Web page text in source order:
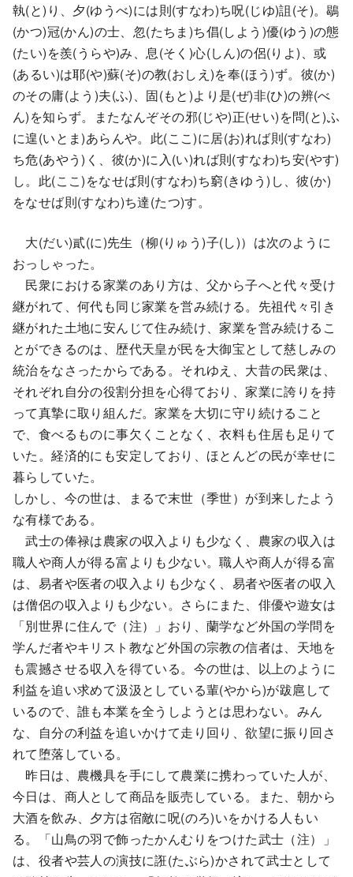
執(と)り、夕(ゆうべ)には則(すなわ)ち呪(じゆ)詛(そ)。鶡
(かつ)冠(かん)の士、忽(たちま)ち倡(しよう)優(ゆう)の態
(たい)を羨(うらや)み、息(そく)心(しん)の侶(りよ)、或
(あるい)は耶(や)蘇(そ)の教(おしえ)を奉(ほう)ず。彼(か)
のその庸(よう)夫(ふ)、固(もと)より是(ぜ)非(ひ)の辨(べ
ん)を知らず。またなんぞその邪(じや)正(せい)を問(と)ふ
に遑(いとま)あらんや。此(ここ)に居(お)れば則(すなわ)
ち危(あやう)く、彼(か)に入(い)れば則(すなわ)ち安(やす)
し。此(ここ)をなせば則(すなわ)ち窮(きゆう)し、彼(か)
をなせば則(すなわ)ち達(たつ)す。
大(だい)貳(に)先生（柳(りゅう)子(し)）は次のように
おっしゃった。
民衆における家業のあり方は、父から子へと代々受け
継がれて、何代も同じ家業を営み続ける。先祖代々引き
継がれた土地に安んじて住み続け、家業を営み続けるこ
とができるのは、歴代天皇が民を大御宝として慈しみの
統治をなさったからである。それゆえ、大昔の民衆は、
それぞれ自分の役割分担を心得ており、家業に誇りを持
って真摯に取り組んだ。家業を大切に守り続けること
で、食べるものに事欠くことなく、衣料も住居も足りて
いた。経済的にも安定しており、ほとんどの民が幸せに
暮らしていた。
しかし、今の世は、まるで末世（季世）が到来したよう
な有様である。
武士の俸禄は農家の収入よりも少なく、農家の収入は
職人や商人が得る富よりも少ない。職人や商人が得る富
は、易者や医者の収入よりも少なく、易者や医者の収入
は僧侶の収入よりも少ない。さらにまた、俳優や遊女は
「別世界に住んで（注）」おり、蘭学など外国の学問を
学んだ者やキリスト教など外国の宗教の信者は、天地を
も震撼させる収入を得ている。今の世は、以上のように
利益を追い求めて汲汲としている輩(やから)が跋扈して
いるので、誰も本業を全うしようとは思わない。みん
な、自分の利益を追いかけて走り回り、欲望に振り回さ
れて堕落している。
昨日は、農機具を手にして農業に携わっていた人が、
今日は、商人として商品を販売している。また、朝から
大酒を飲み、夕方は宿敵に呪(のろ)いをかける人もい
る。「山鳥の羽で飾ったかんむりをつけた武士（注）」
は、役者や芸人の演技に誑(たぶら)かされて武士として